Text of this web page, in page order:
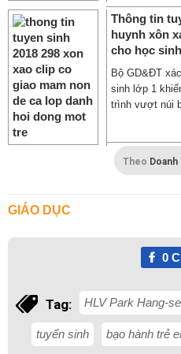
Thông tin
huynh xôn
cho học
Bộ GD&ĐT
sinh lớp 1
trình vượt núi
Theo
GIÁO DỤC
0
Tag: HLV Park Hang-
tuyển sinh bạo hành trẻ